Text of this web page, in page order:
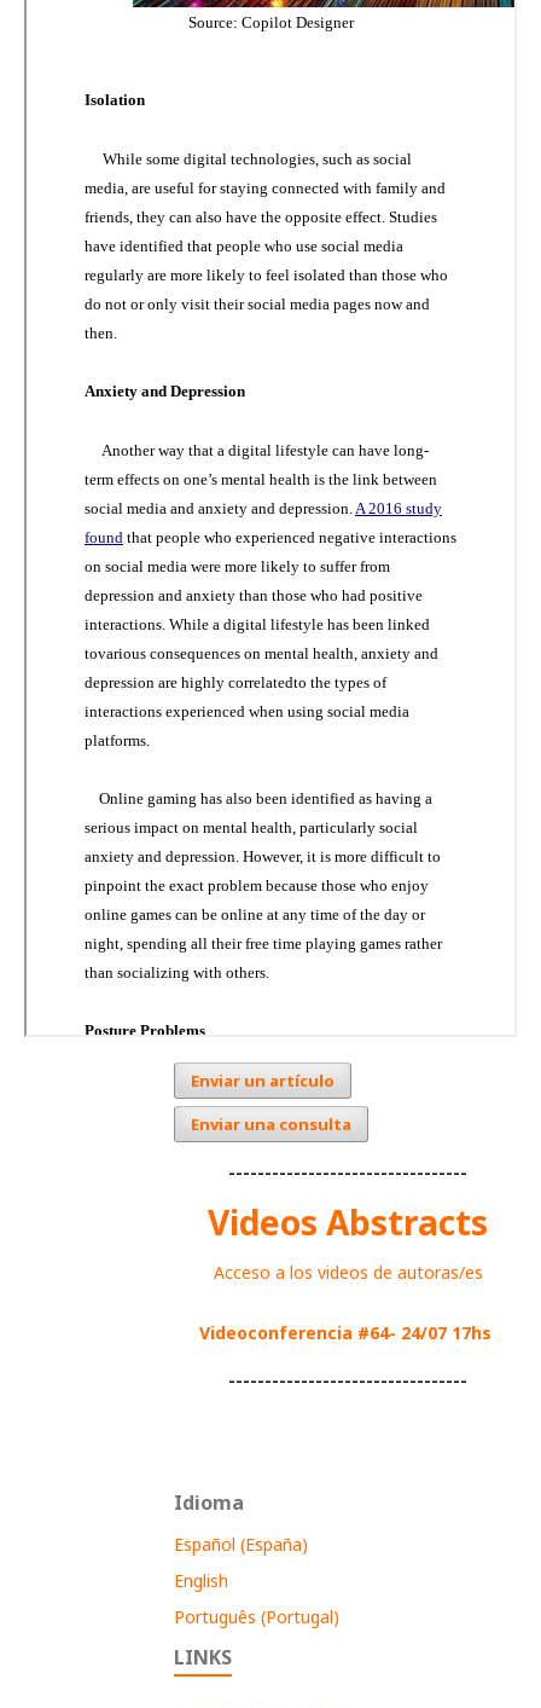
Enviar un artículo
Enviar una consulta
---------------------------------
Videos Abstracts
Acceso a los videos de autoras/es
Videoconferencia #64- 24/07 17hs
---------------------------------
Idioma
Español (España)
English
Português (Portugal)
LINKS